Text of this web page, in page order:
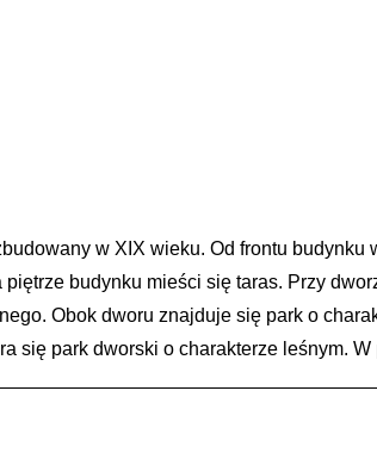
w XIX wieku. Od frontu budynku
budynku mieści się taras. Przy
Obok dworu znajduje się park o
się park dworski o charakterze leśnym.